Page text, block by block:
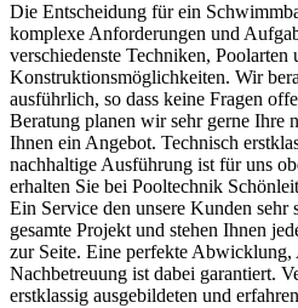
Die Entscheidung für ein
komplexe Anforderungen und
verschiedenste Techniken, Poolarten
Konstruktionsmöglichkeiten. Wir
ausführlich, so dass keine Fragen
Beratung planen wir sehr gerne Ihre
Ihnen ein Angebot. Technisch
nachhaltige Ausführung ist für uns
erhalten Sie bei Pooltechnik
Ein Service den unsere Kunden sehr
gesamte Projekt und stehen Ihnen
zur Seite. Eine perfekte Abwicklung,
Nachbetreuung ist dabei garantiert.
erstklassig ausgebildeten und